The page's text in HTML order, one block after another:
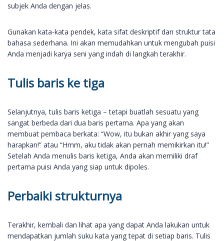
subjek Anda dengan jelas.
Gunakan kata-kata pendek, kata sifat deskriptif dan struktur tata
bahasa sederhana. Ini akan memudahkan untuk mengubah puisi
Anda menjadi karya seni yang indah di langkah terakhir.
Tulis baris ke tiga
Selanjutnya, tulis baris ketiga – tetapi buatlah sesuatu yang
sangat berbeda dari dua baris pertama. Apa yang akan
membuat pembaca berkata: “Wow, itu bukan akhir yang saya
harapkan!” atau “Hmm, aku tidak akan pernah memikirkan itu!”
Setelah Anda menulis baris ketiga, Anda akan memiliki draf
pertama puisi Anda yang siap untuk dipoles.
Perbaiki strukturnya
Terakhir, kembali dan lihat apa yang dapat Anda lakukan untuk
mendapatkan jumlah suku kata yang tepat di setiap baris. Tulis